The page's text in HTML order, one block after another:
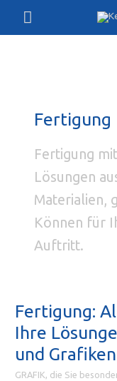
Hauptmenü
Fertigung
Fertigung
Lösungen
Materialien,
Können für
Auftritt.
Fertigung:
Ihre
und Grafiken
GRAFIK, die Sie